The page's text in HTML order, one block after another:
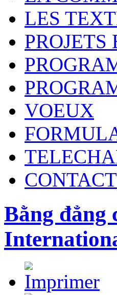
LES
PROJETS
VOEUX
CONTACT
Bằng đẳng